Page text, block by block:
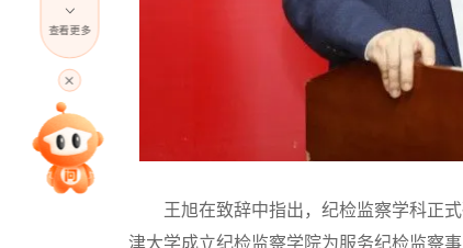
王旭在致辞中指出，纪检监察学科正式
津大学成立纪检监察学院为服务纪检监察
高考直播
专家指导课
查看更多